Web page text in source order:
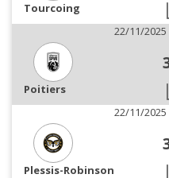
Tourcoing
22/11/2025
Poitiers
22/11/2025
Plessis-Robinson